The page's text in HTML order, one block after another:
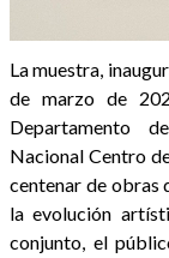
La muestra,
de marzo de
Departamento
Nacional Centro
centenar de obras
la evolución
conjunto, el